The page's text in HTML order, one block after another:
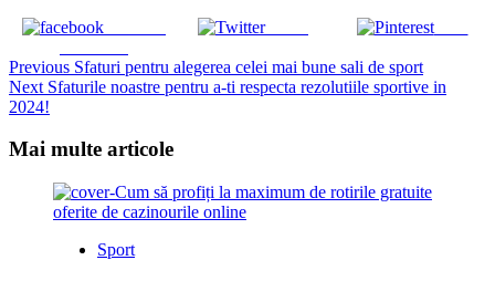
Tweet Save
Continue
Reading
Previous Sfaturi pentru alegerea celei mai bune sali de sport
Next Sfaturile noastre pentru a-ti respecta rezolutiile sportive in
2024!
Mai multe articole
Sport